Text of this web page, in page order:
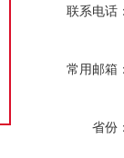
联系电话
常用邮箱
省份